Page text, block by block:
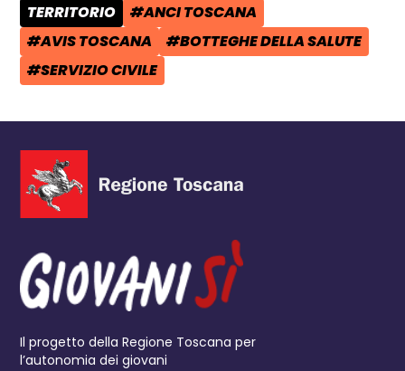
CATEGORIA POST:
TERRITORIO TAG:
#ANCI TOSCANA
TAG:
#AVIS TOSCANA TAG:
#BOTTEGHE DELLA SALUTE
TAG:
#SERVIZIO CIVILE
Il progetto della Regione Toscana per
l’autonomia dei giovani